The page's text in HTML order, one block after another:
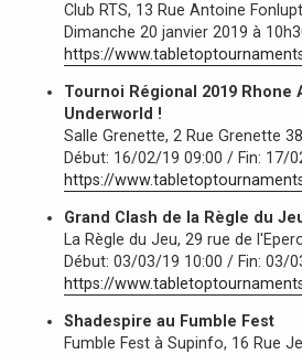
Club RTS, 13 Rue Antoine
Dimanche 20 janvier 2019 à
https://
Tournoi Régional 2019 Rhone
Underworld !
Salle Grenette, 2 Rue Grenette
Début: 16/02/19 09:00 / Fin: 17/
https://
Grand Clash de la Règle du
La Règle du Jeu, 29 rue de
Début: 03/03/19 10:00 / Fin: 03/
https://
Shadespire au Fumble Fest
Fumble Fest à Supinfo, 16 Rue